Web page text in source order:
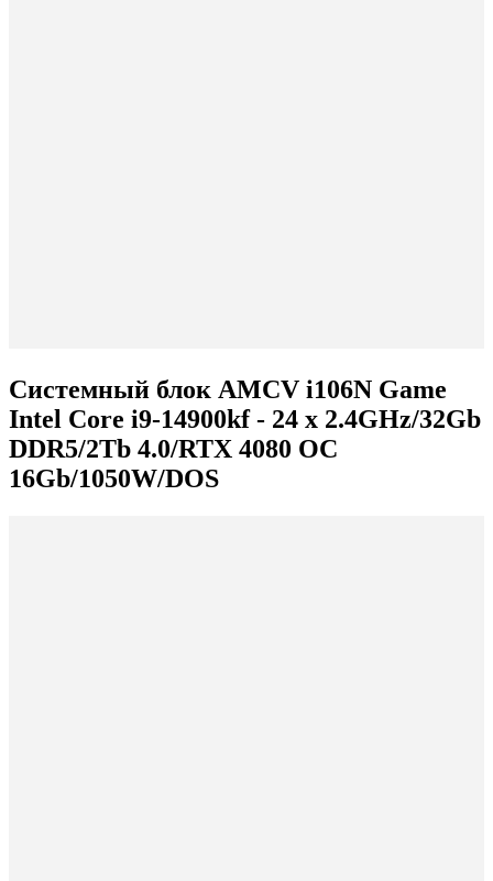
Системный блок AMCV i106N Game
Intel Core i9-14900kf - 24 x 2.4GHz/32Gb
DDR5/2Tb 4.0/RTX 4080 OC
16Gb/1050W/DOS